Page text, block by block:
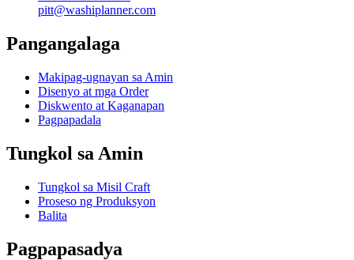
pitt@washiplanner.com
Pangangalaga
Makipag-ugnayan sa Amin
Disenyo at mga Order
Diskwento at Kaganapan
Pagpapadala
Tungkol sa Amin
Tungkol sa Misil Craft
Proseso ng Produksyon
Balita
Pagpapasadya